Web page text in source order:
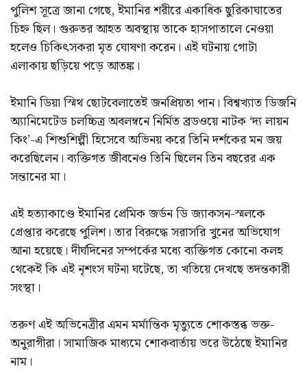
পুলিশ সূত্রে জানা গেছে, ইমানির শরীরে একাধিক ছুরিকাঘাতের
চিহ্ন ছিল। গুরুতর আহত অবস্থায় তাকে হাসপাতালে নেওয়া
হলেও চিকিৎসকরা মৃত ঘোষণা করেন। এই ঘটনায় গোটা
এলাকায় ছড়িয়ে পড়ে আতঙ্ক।
ইমানি ডিয়া স্মিথ ছোটবেলাতেই জনপ্রিয়তা পান। বিশ্বখ্যাত ডিজনি
অ্যানিমেটেড চলচ্চিত্র অবলম্বনে নির্মিত ব্রডওয়ে নাটক ‘দ্য লায়ন
কিং’-এ শিশুশিল্পী হিসেবে অভিনয় করে তিনি দর্শকের মন জয়
করেছিলেন। ব্যক্তিগত জীবনেও তিনি ছিলেন তিন বছরের এক
সন্তানের মা।
এই হত্যাকাণ্ডে ইমানির প্রেমিক জর্ডন ডি জ্যাকসন-স্মলকে
গ্রেপ্তার করেছে পুলিশ। তার বিরুদ্ধে সরাসরি খুনের অভিযোগ
আনা হয়েছে। দীর্ঘদিনের সম্পর্কের মধ্যে ব্যক্তিগত কোনো কলহ
থেকেই কি এই নৃশংস ঘটনা ঘটেছে, তা খতিয়ে দেখছে তদন্তকারী
সংস্থা।
তরুণ এই অভিনেত্রীর এমন মর্মান্তিক মৃত্যুতে শোকস্তব্ধ ভক্ত-
অনুরাগীরা। সামাজিক মাধ্যমে শোকবার্তায় ভরে উঠেছে ইমানির
নাম।